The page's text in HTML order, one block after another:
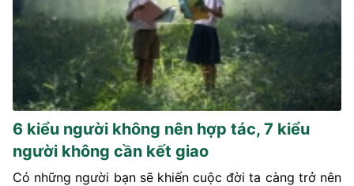
6 kiểu người không nên hợp tác, 7 kiểu
người không cần kết giao
Có những người bạn sẽ khiến cuộc đời ta càng trở nên